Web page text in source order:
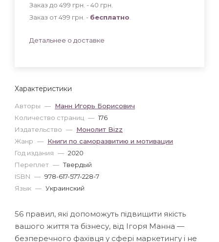
Характеристики
Авторы — Манн Игорь Борисович
Количество страниц — 176
Издательство — Монолит Bizz
Жанр — Книги по саморазвитию и мотивации
Год издания — 2020
Переплет — Твердый
ISBN — 978-617-577-228-7
Язык — Украинский
Заказ до 499 грн. - 40 грн
Заказ от 499 грн. - бесплатно
Детальнее о доставке
56 правил, які допоможуть підвищити якість
вашого життя та бізнесу, від Ігоря Манна —
безперечного фахівця у сфері маркетингу і не